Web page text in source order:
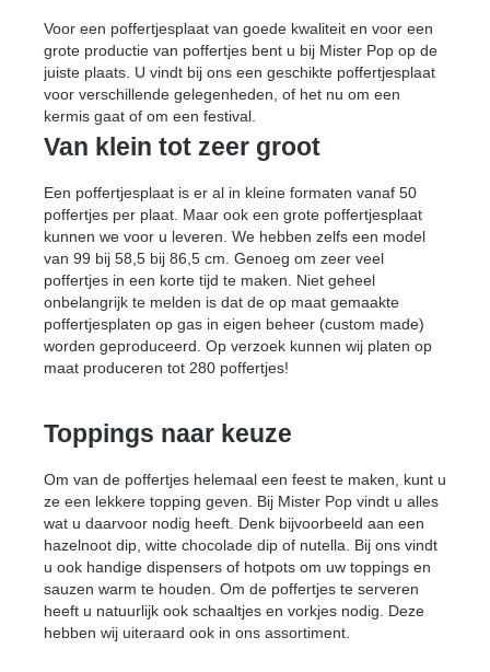
Voor een poffertjesplaat van goede kwaliteit en voor een
grote productie van poffertjes bent u bij Mister Pop op de
juiste plaats. U vindt bij ons een geschikte poffertjesplaat
voor verschillende gelegenheden, of het nu om een
kermis gaat of om een festival.
Van klein tot zeer groot
Een poffertjesplaat is er al in kleine formaten vanaf 50
poffertjes per plaat. Maar ook een grote poffertjesplaat
kunnen we voor u leveren. We hebben zelfs een model
van 99 bij 58,5 bij 86,5 cm. Genoeg om zeer veel
poffertjes in een korte tijd te maken. Niet geheel
onbelangrijk te melden is dat de op maat gemaakte
poffertjesplaten op gas in eigen beheer (custom made)
worden geproduceerd. Op verzoek kunnen wij platen op
maat produceren tot 280 poffertjes!
Toppings naar keuze
Om van de poffertjes helemaal een feest te maken, kunt u
ze een lekkere topping geven. Bij Mister Pop vindt u alles
wat u daarvoor nodig heeft. Denk bijvoorbeeld aan een
hazelnoot dip, witte chocolade dip of nutella. Bij ons vindt
u ook handige dispensers of hotpots om uw toppings en
sauzen warm te houden. Om de poffertjes te serveren
heeft u natuurlijk ook schaaltjes en vorkjes nodig. Deze
hebben wij uiteraard ook in ons assortiment.